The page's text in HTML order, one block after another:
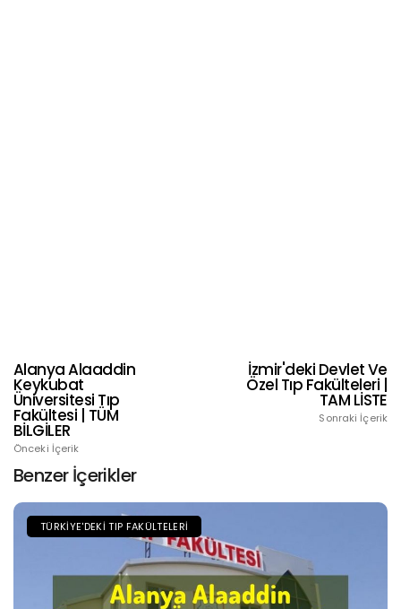
Alanya Alaaddin
Keykubat
Üniversitesi Tıp
Fakültesi | TÜM
BİLGİLER
Önceki İçerik
İzmir'deki Devlet Ve
Özel Tıp Fakülteleri |
TAM LİSTE
Sonraki İçerik
Benzer İçerikler
TÜRKIYE'DEKI TIP FAKÜLTELERI